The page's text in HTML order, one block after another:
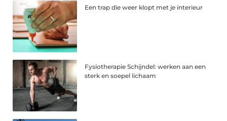
Een trap die weer klopt met je interieur
Fysiotherapie Schijndel: werken aan een
sterk en soepel lichaam